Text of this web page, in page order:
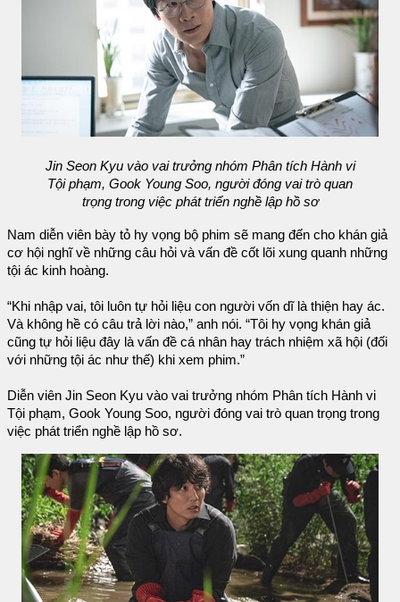
Jin Seon Kyu vào vai trưởng nhóm Phân tích Hành vi
Tội phạm, Gook Young Soo, người đóng vai trò quan
trọng trong việc phát triển nghề lập hồ sơ
Nam diễn viên bày tỏ hy vọng bộ phim sẽ mang đến cho khán giả
cơ hội nghĩ về những câu hỏi và vấn đề cốt lõi xung quanh những
tội ác kinh hoàng.
“Khi nhập vai, tôi luôn tự hỏi liệu con người vốn dĩ là thiện hay ác.
Và không hề có câu trả lời nào,” anh nói. “Tôi hy vọng khán giả
cũng tự hỏi liệu đây là vấn đề cá nhân hay trách nhiệm xã hội (đối
với những tội ác như thế) khi xem phim.”
Diễn viên Jin Seon Kyu vào vai trưởng nhóm Phân tích Hành vi
Tội phạm, Gook Young Soo, người đóng vai trò quan trọng trong
việc phát triển nghề lập hồ sơ.